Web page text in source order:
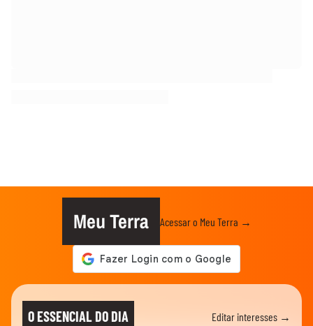
Meu Terra Acessar o Meu Terra →
O ESSENCIAL DO DIA Editar interesses →